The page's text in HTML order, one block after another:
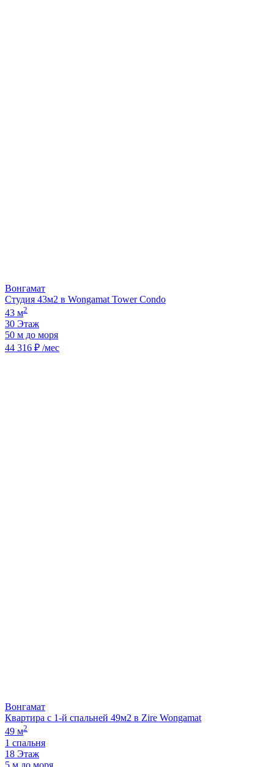
Вонгамат
Студия 43м2 в Wongamat Tower Condo
43 м2
30 Этаж
50 м до моря
44 316 ₽ /мес
Вонгамат
Квартира с 1-й спальней 49м2 в Zire Wongamat
49 м2
1 спальня
18 Этаж
5 м до моря